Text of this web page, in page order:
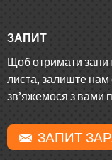
ЗАПИТ
Щоб отримати
листа, залиште нам
зв’яжемося з вами
ЗАПИТ